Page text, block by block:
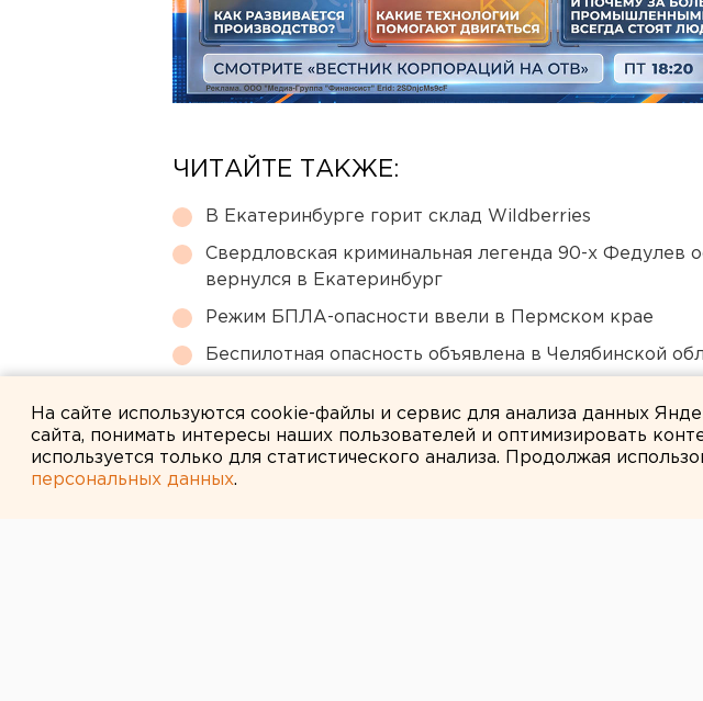
ЧИТАЙТЕ ТАКЖЕ:
В Екатеринбурге горит склад Wildberries
Свердловская криминальная легенда 90-х Федулев
вернулся в Екатеринбург
Режим БПЛА-опасности ввели в Пермском крае
Беспилотная опасность объявлена в Челябинской
На сайте используются cookie-файлы и сервис для анализа данных
сайта, понимать интересы наших пользователей и оптимизировать
используется только для статистического анализа. Продолжая
персональных данных.